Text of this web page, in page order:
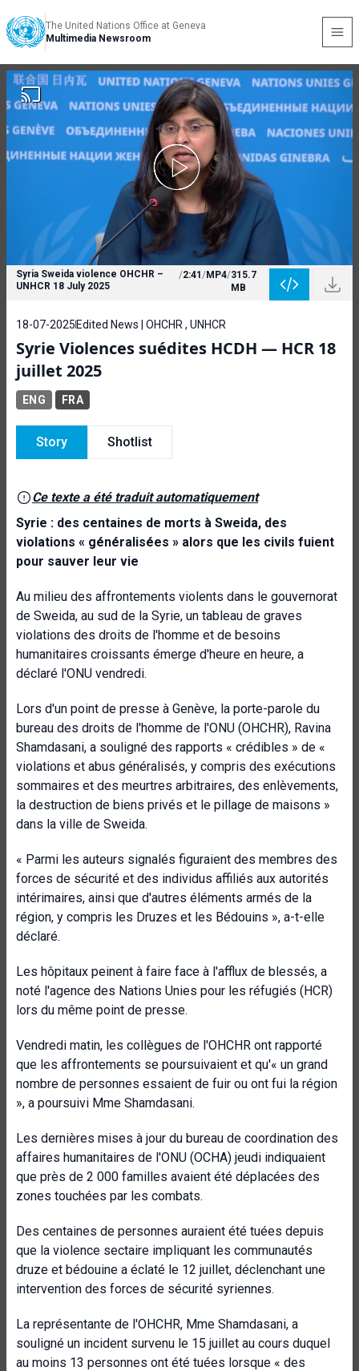
The United Nations Office at Geneva
Multimedia Newsroom
Syria Sweida violence OHCHR –
UNHCR 18 July 2025
/2:41 /MP4/315.7
MB
18-07-2025 Edited News | OHCHR , UNHCR
Syrie Violences suédites HCDH — HCR 18
juillet 2025
ENG FRA
Story Shotlist
Ce texte a été traduit automatiquement
Syrie : des centaines de morts à Sweida, des
violations « généralisées » alors que les civils fuient
pour sauver leur vie
Au milieu des affrontements violents dans le gouvernorat
de Sweida, au sud de la Syrie, un tableau de graves
violations des droits de l'homme et de besoins
humanitaires croissants émerge d'heure en heure, a
déclaré l'ONU vendredi.
Lors d'un point de presse à Genève, la porte-parole du
bureau des droits de l'homme de l'ONU (OHCHR), Ravina
Shamdasani, a souligné des rapports « crédibles » de «
violations et abus généralisés, y compris des exécutions
sommaires et des meurtres arbitraires, des enlèvements,
la destruction de biens privés et le pillage de maisons »
dans la ville de Sweida.
« Parmi les auteurs signalés figuraient des membres des
forces de sécurité et des individus affiliés aux autorités
intérimaires, ainsi que d'autres éléments armés de la
région, y compris les Druzes et les Bédouins », a-t-elle
déclaré.
Les hôpitaux peinent à faire face à l'afflux de blessés, a
noté l'agence des Nations Unies pour les réfugiés (HCR)
lors du même point de presse.
Vendredi matin, les collègues de l'OHCHR ont rapporté
que les affrontements se poursuivaient et qu'« un grand
nombre de personnes essaient de fuir ou ont fui la région
», a poursuivi Mme Shamdasani.
Les dernières mises à jour du bureau de coordination des
affaires humanitaires de l'ONU (OCHA) jeudi indiquaient
que près de 2 000 familles avaient été déplacées des
zones touchées par les combats.
Des centaines de personnes auraient été tuées depuis
que la violence sectaire impliquant les communautés
druze et bédouine a éclaté le 12 juillet, déclenchant une
intervention des forces de sécurité syriennes.
La représentante de l'OHCHR, Mme Shamdasani, a
souligné un incident survenu le 15 juillet au cours duquel
au moins 13 personnes ont été tuées lorsque « des